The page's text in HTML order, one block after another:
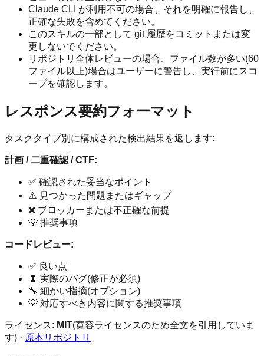
Claude CLI が利用不可の場合、それを明確に報告し、
正確な失敗を含めてください。
このスキルの一部として git 履歴をコミットまたは変
更しないでください。
リポジトリ全体レビューの場合、ファイル数が多い(60
ファイル以上)場合はユーザーに警告し、実行前にスコ
ープを確認します。
レスポンス要約フォーマット
タスクタイプ別に構成された検出結果を返します:
計画 / 二重確認 / CTF:
✅ 確認された妥当なポイント
⚠️ 見つかった問題またはギャップ
❌ ブロッカーまたは不正確な前提
💡 推奨事項
コードレビュー:
✅ 良い点
🐛 実際のバグ(修正が必須)
🔧 細かい指摘(オプション)
💡 対応すべき内容に関する推奨事項
ライセンス: MIT(寛容ライセンスのため全文を引用していま
す) · 原本リポジトリ